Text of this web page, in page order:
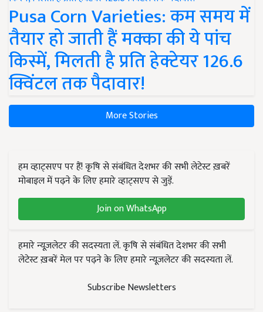
Pusa Corn Varieties: कम समय में
तैयार हो जाती हैं मक्का की ये पांच
किस्में, मिलती है प्रति हेक्टेयर 126.6
क्विंटल तक पैदावार!
More Stories
हम व्हाट्सएप पर हैं! कृषि से संबंधित देशभर की सभी लेटेस्ट ख़बरें
मोबाइल में पढ़ने के लिए हमारे व्हाट्सएप से जुड़ें.
Join on WhatsApp
हमारे न्यूज़लेटर की सदस्यता लें. कृषि से संबंधित देशभर की सभी
लेटेस्ट ख़बरें मेल पर पढ़ने के लिए हमारे न्यूज़लेटर की सदस्यता लें.
Subscribe Newsletters